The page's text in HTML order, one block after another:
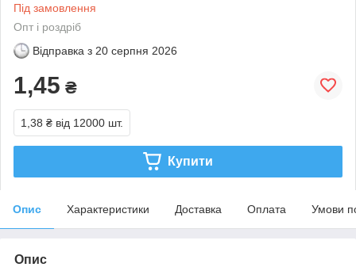
Під замовлення
Опт і роздріб
Відправка з 20 серпня 2026
1,45 ₴
1,38 ₴ від 12000 шт.
Купити
Опис Характеристики Доставка Оплата Умови
Опис